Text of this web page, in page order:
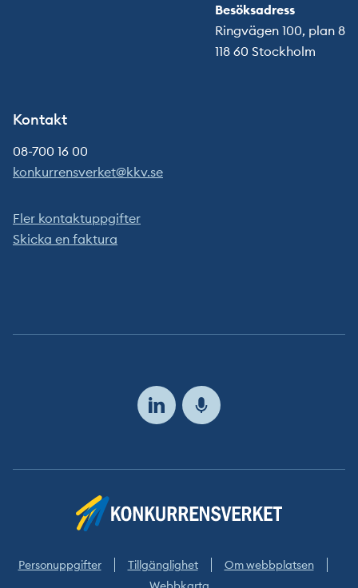
Besöksadress
Ringvägen 100, plan 8
118 60 Stockholm
Kontakt
08-700 16 00
konkurrensverket@kkv.se
Fler kontaktuppgifter
Skicka en faktura
Följ
oss
Personuppgifter Tillgänglighet
Om webbplatsen